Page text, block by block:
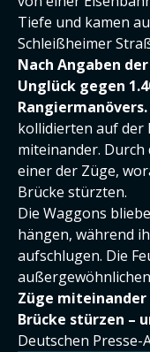
Tiefe und kamen
Schleißheimer
Nach Angaben
Unglück gegen
Rangiermanövers.
kollidierten auf der
miteinander.
einer der Züge,
Brücke stürzten.
Die Waggons
hängen, während
aufschlugen. Die
Züge
Brücke stürzen –
Deutschen Presse-